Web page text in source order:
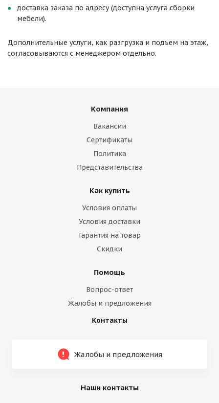
доставка заказа по адресу (доступна услуга сборки
мебели).
Дополнительные услуги, как разгрузка и подъем на этаж,
согласовываются с менеджером отдельно.
Компания
Вакансии
Сертификаты
Политика
Представительства
Как купить
Условия оплаты
Условия доставки
Гарантия на товар
Скидки
Помощь
Вопрос-ответ
Жалобы и предложения
Контакты
Жалобы и предложения
Наши контакты